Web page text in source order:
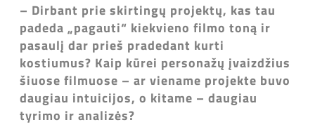
– Dirbant prie skirtingų projektų, kas tau
padeda „pagauti“ kiekvieno filmo toną ir
pasaulį dar prieš pradedant kurti
kostiumus? Kaip kūrei personažų įvaizdžius
šiuose filmuose – ar viename projekte buvo
daugiau intuicijos, o kitame – daugiau
tyrimo ir analizės?